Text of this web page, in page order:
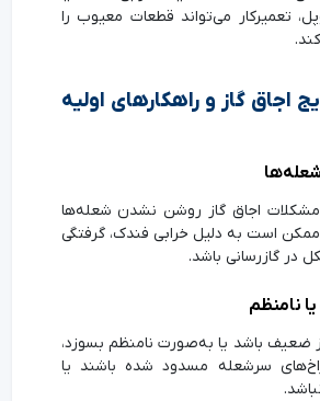
تعمیرکار می‌تواند قطعات معیوب را
اجاق گاز و راهکارهای اولیه
مشکلات اجاق گاز روشن نشدن شعله‌ها
است به دلیل خرابی فندک، گرفتگی
در گازرسانی باشد.
ضعیف باشد یا به‌صورت نامنظم بسوزد،
سرشعله مسدود شده باشند یا